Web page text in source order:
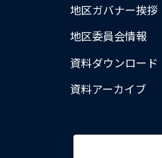
地区ガバナー挨拶
地区委員会情報
資料ダウンロード
資料アーカイブ